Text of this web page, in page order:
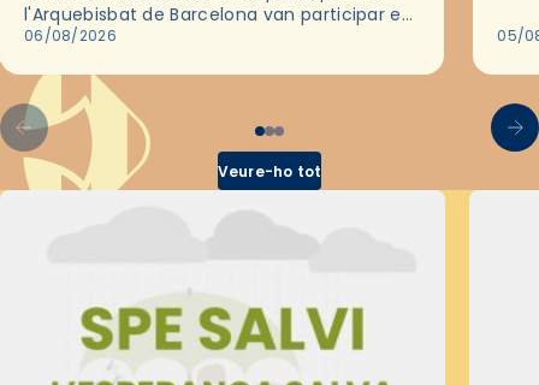
l'Arquebisbat de Barcelona van participar en
les convivències Be Apostle, organitzades
06/08/2026 05/
Veure-ho tot